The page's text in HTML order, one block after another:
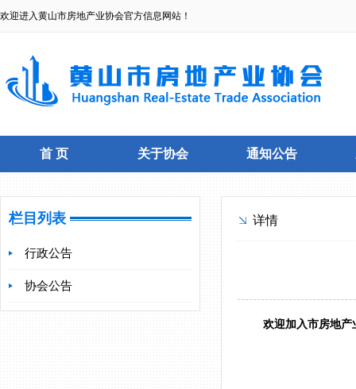
欢迎进入黄山市房地产业协会官方信息网站！
首 页 关于协会 通知公告
栏目列表
行政公告
协会公告
详情
欢迎加入市房地